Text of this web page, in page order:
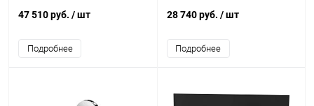
47 510 руб. / шт
Подробнее
28 740 руб. / шт
Подробнее